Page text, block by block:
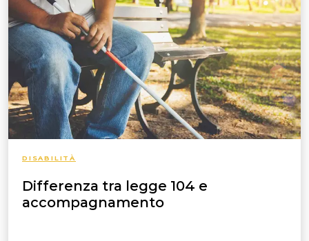
DISABILITÀ
Differenza tra legge 104 e
accompagnamento